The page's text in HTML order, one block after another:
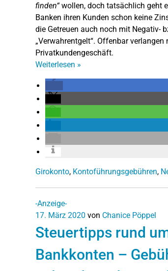
finden“wollen, doch tatsächlich geht
Banken ihren Kunden schon keine
die Getreuen auch noch mit Negativ-
„Verwahrentgelt“. Offenbar
Privatkundengeschäft.
Weiterlesen »
Girokonto, Kontoführungsgebühren,
-Anzeige-
17. März 2020 von Chanice Pöppel
Steuertipps rund
Bankkonten –